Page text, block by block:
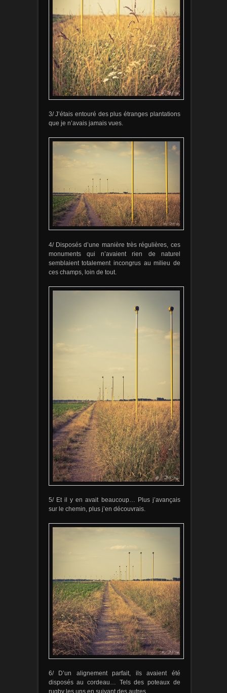
3/ J’étais entouré des plus étranges plantations
que je n’avais jamais vues.
4/ Disposés d’une manière très régulières, ces
monuments qui n’avaient rien de naturel
semblaient totalement incongrus au milieu de
ces champs, loin de tout.
5/ Et il y en avait beaucoup… Plus j’avançais
sur le chemin, plus j’en découvrais.
6/ D’un alignement parfait, ils avaient été
disposés au cordeau… Tels des poteaux de
rugby les uns en suivant des autres…